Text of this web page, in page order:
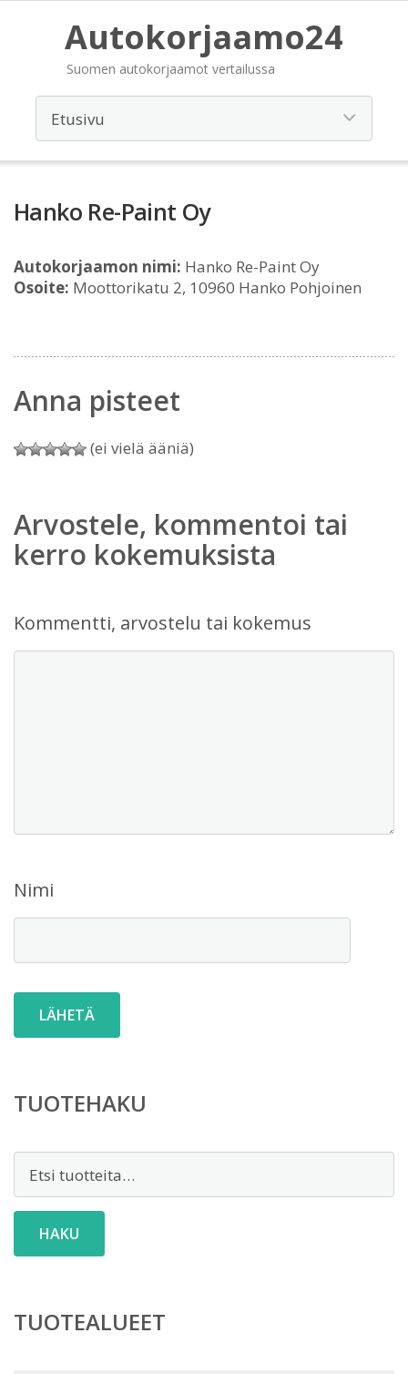
Autokorjaamo24
Suomen autokorjaamot vertailussa
Hanko Re-Paint Oy
Autokorjaamon nimi: Hanko Re-Paint Oy
Osoite: Moottorikatu 2, 10960 Hanko Pohjoinen
Anna pisteet
(ei vielä ääniä)
Arvostele, kommentoi tai
kerro kokemuksista
Kommentti, arvostelu tai kokemus
Nimi
TUOTEHAKU
HAKU
TUOTEALUEET